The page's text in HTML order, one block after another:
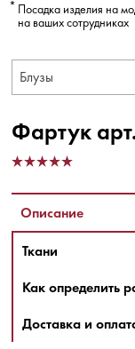
Посадка изделия на
на ваших сотрудниках
Блузы
Фартук
Описание
Ткани
Как определить
Доставка и